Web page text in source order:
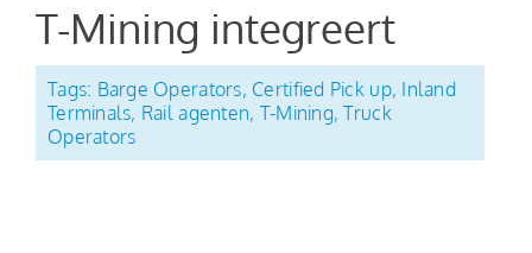
Over ons
Contact
T-Mining integreert
Tags: Barge Operators, Certified Pick up, Inland
Terminals, Rail agenten, T-Mining,Truck
Operators